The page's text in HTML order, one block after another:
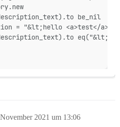
be_nil
= "&lt;hello <a>test</a>."
2021 um 13:06